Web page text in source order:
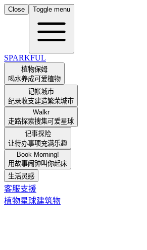
Close Toggle menu
SPARKFUL
植物保姆
喝水养成可爱植物
记帐城市
纪录收支建造繁荣城市
Walkr
走路探索搜集可爱星球
记事探险
让待办事项充满乐趣
Book Morning!
用故事闹钟叫你起床
生活灵感
客服支援
植物星球建筑物